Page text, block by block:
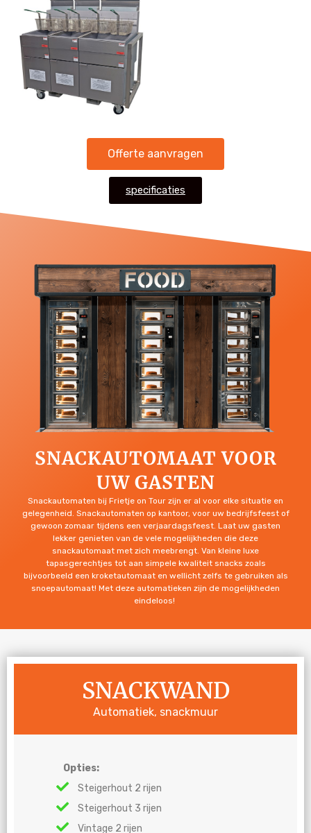
Offerte aanvragen
specificaties
SNACKAUTOMAAT VOOR
UW GASTEN
Snackautomaten bij Frietje on Tour zijn er al voor elke situatie en
gelegenheid. Snackautomaten op kantoor, voor uw bedrijfsfeest of
gewoon zomaar tijdens een verjaardagsfeest. Laat uw gasten
lekker genieten van de vele mogelijkheden die deze
snackautomaat met zich meebrengt. Van kleine luxe
tapasgerechtjes tot aan simpele kwaliteit snacks zoals
bijvoorbeeld een kroketautomaat en wellicht zelfs te gebruiken als
snoepautomaat! Met deze automatieken zijn de mogelijkheden
eindeloos!
SNACKWAND
Automatiek, snackmuur
Opties:
Steigerhout 2 rijen
Steigerhout 3 rijen
Vintage 2 rijen